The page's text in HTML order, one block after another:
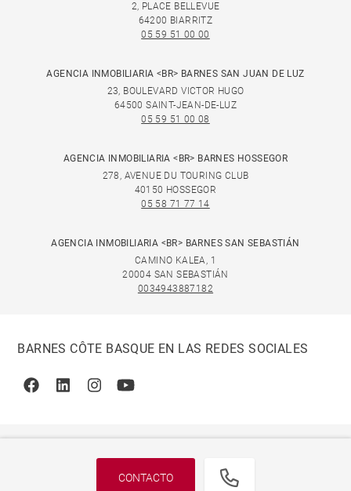
CONTACTO
2, PLACE BELLEVUE
64200 BIARRITZ
05 59 51 00 00
AGENCIA INMOBILIARIA <BR> BARNES SAN JUAN DE LUZ
23, BOULEVARD VICTOR HUGO
64500 SAINT-JEAN-DE-LUZ
05 59 51 00 08
AGENCIA INMOBILIARIA <BR> BARNES HOSSEGOR
278, AVENUE DU TOURING CLUB
40150 HOSSEGOR
05 58 71 77 14
AGENCIA INMOBILIARIA <BR> BARNES SAN SEBASTIÁN
CAMINO KALEA, 1
20004 SAN SEBASTIÁN
0034943887182
BARNES CÔTE BASQUE EN LAS REDES SOCIALES
FacebookLinkedinInstagramYoutube
© 2026 BARNES, INTERNATIONAL REALTY - BARNES